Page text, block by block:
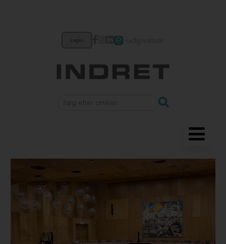
Login
Møbler
Belysning
Akustik
Bad og køkken